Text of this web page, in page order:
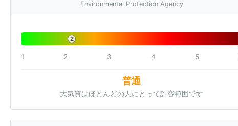
Environmental Protection Agency
2
1 2 3 4 5
普通
大気質はほとんどの人にとって許容範囲です